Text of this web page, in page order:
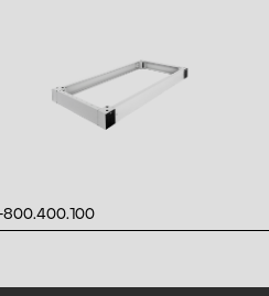
800.400.100